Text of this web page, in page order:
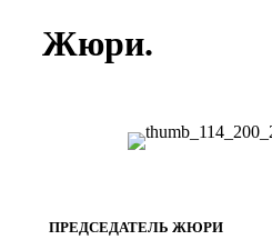
Жюри.
ПРЕДСЕДАТЕЛЬ ЖЮРИ